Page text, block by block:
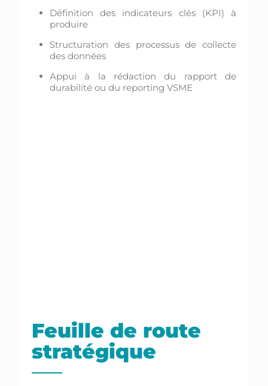
Définition des indicateurs clés (KPI) à
produire
Structuration des processus de collecte
des données
Appui à la rédaction du rapport de
durabilité ou du reporting VSME
Feuille de route
stratégique